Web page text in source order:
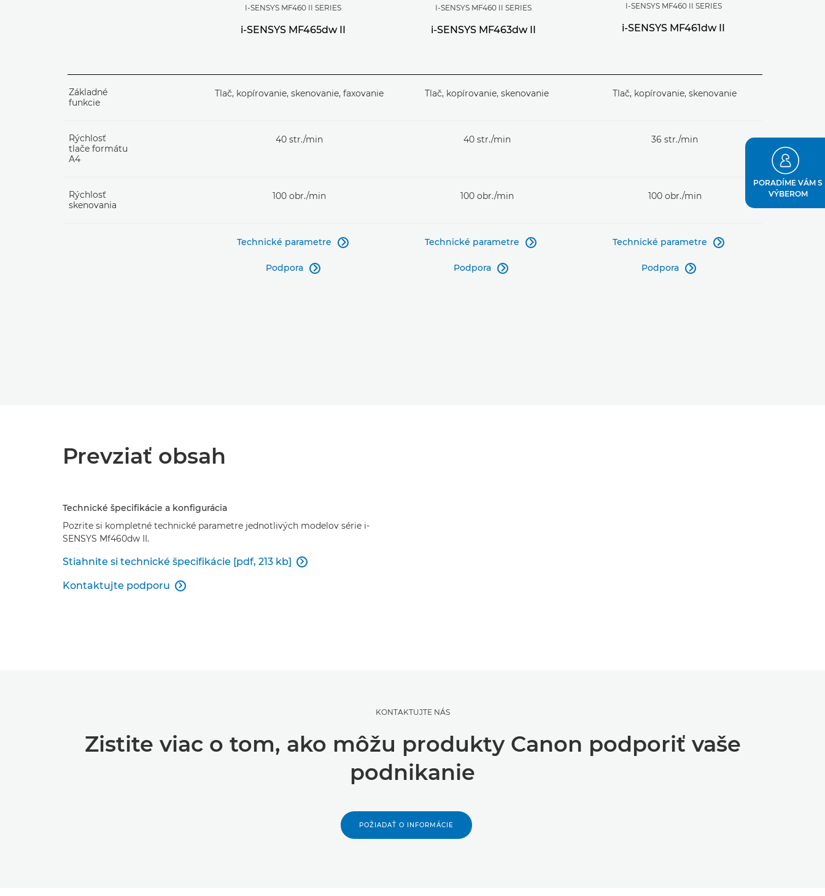
I-SENSYS MF460 II SERIES
i-SENSYS MF465dw II
I-SENSYS MF460 II SERIES
i-SENSYS MF463dw II
I-SENSYS MF460 II SERIES
i-SENSYS MF461dw II
Základné
funkcie
Tlač, kopírovanie, skenovanie, faxovanie Tlač, kopírovanie, skenovanie Tlač, kopírovanie, skenovanie
Rýchlosť
tlače formátu
A4
40 str./min 40 str./min 36 str./min
Rýchlosť
skenovania
100 obr./min 100 obr./min 100 obr./min
Technické parametre 
Podpora 
Technické parametre 
Podpora 
Technické parametre 
Podpora 
Prevziať obsah
Technické špecifikácie a konfigurácia
Pozrite si kompletné technické parametre jednotlivých modelov série i-
SENSYS Mf460dw II.
Stiahnite si technické špecifikácie [pdf, 213 kb] 
Kontaktujte podporu 
KONTAKTUJTE NÁS
Zistite viac o tom, ako môžu produkty Canon podporiť vaše
podnikanie
POŽIADAŤ O INFORMÁCIE
PORADÍME VÁM S
VÝBEROM